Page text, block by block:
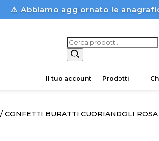
⚠️ Abbiamo aggiornato le
Products
search
Il tuo account Prodotti
/ CONFETTI BURATTI CUORIANDOLI ROSA